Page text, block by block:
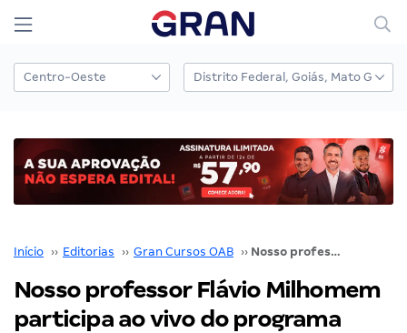
Início ›› Editorias ›› Gran Cursos OAB ›› Nosso professor Flávio Milhomem participa ao vivo do programa Artigo 5º, hoje as 21 horas, na TV Justiça
Nosso professor Flávio Milhomem
participa ao vivo do programa